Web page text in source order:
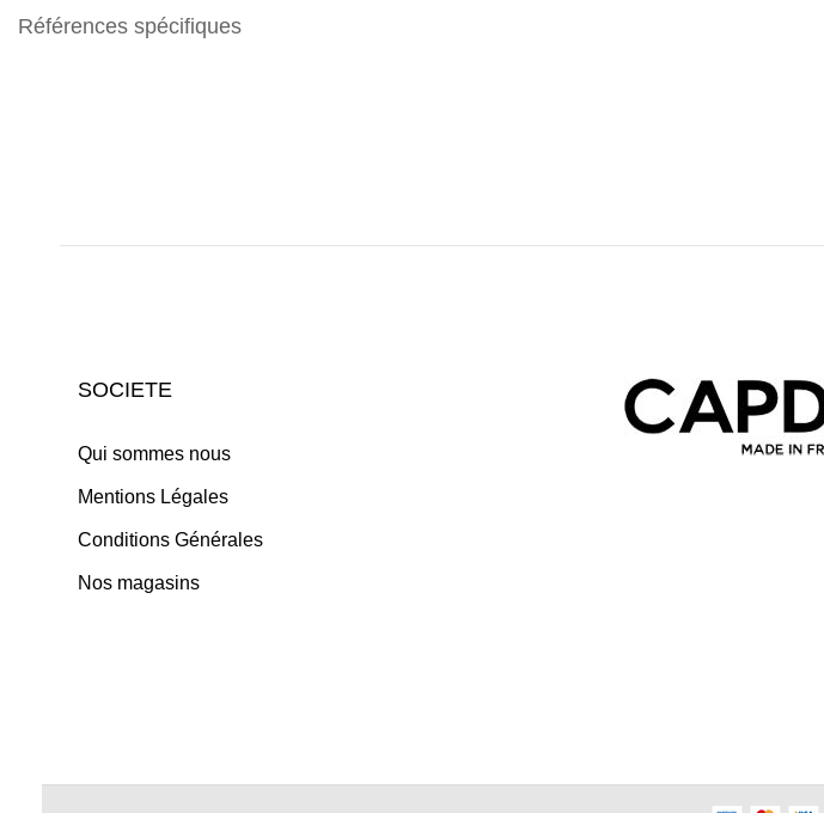
Références spécifiques
SOCIETE
Qui sommes nous
Mentions Légales
Conditions Générales
Nos magasins